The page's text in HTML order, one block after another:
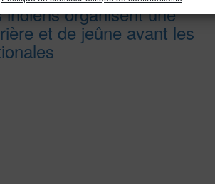
organisent une
et de jeûne avant les